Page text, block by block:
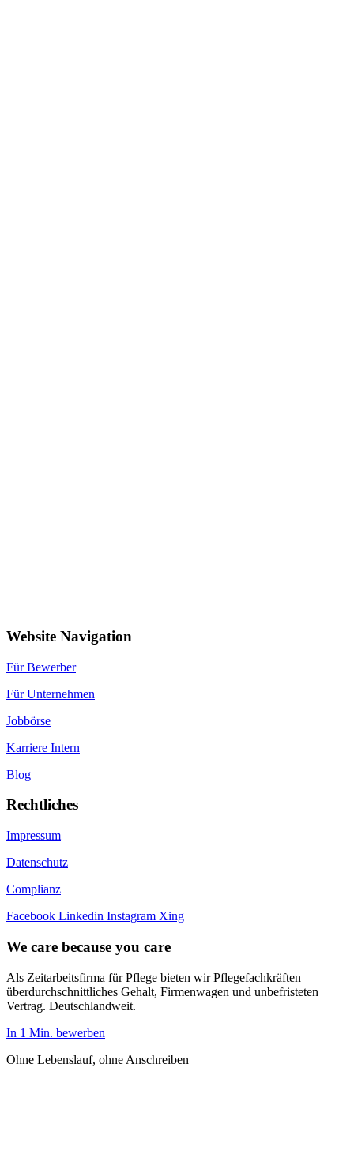
Website Navigation
Für Bewerber
Für Unternehmen
Jobbörse
Karriere Intern
Blog
Rechtliches
Impressum
Datenschutz
Complianz
Facebook Linkedin Instagram Xing
We care because you care
Als Zeitarbeitsfirma für Pflege bieten wir Pflegefachkräften
überdurchschnittliches Gehalt, Firmenwagen und unbefristeten
Vertrag. Deutschlandweit.
In 1 Min. bewerben
Ohne Lebenslauf, ohne Anschreiben